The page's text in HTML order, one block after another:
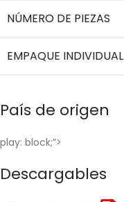
NÚMERO DE PIEZAS
EMPAQUE INDIVIDUAL
País de origen
play: block;”>
Descargables